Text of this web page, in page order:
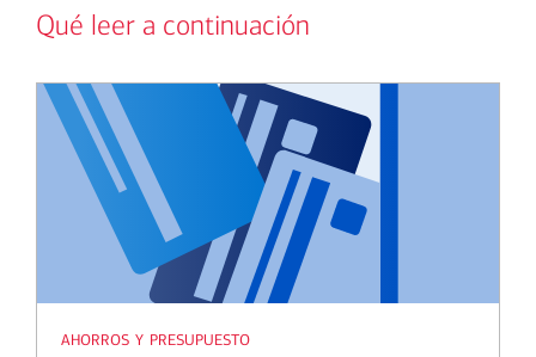
Qué leer a continuación
ahorros y presupuesto